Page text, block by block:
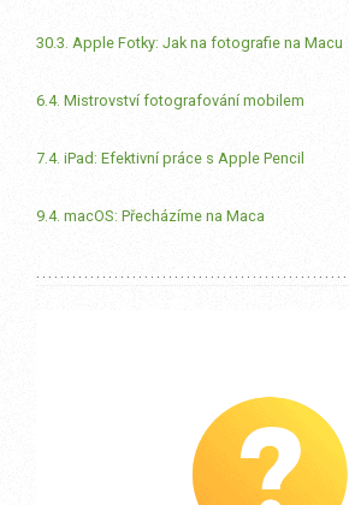
30.3. Apple Fotky: Jak na fotografie na Macu
6.4. Mistrovství fotografování mobilem
7.4. iPad: Efektivní práce s Apple Pencil
9.4. macOS: Přecházíme na Maca